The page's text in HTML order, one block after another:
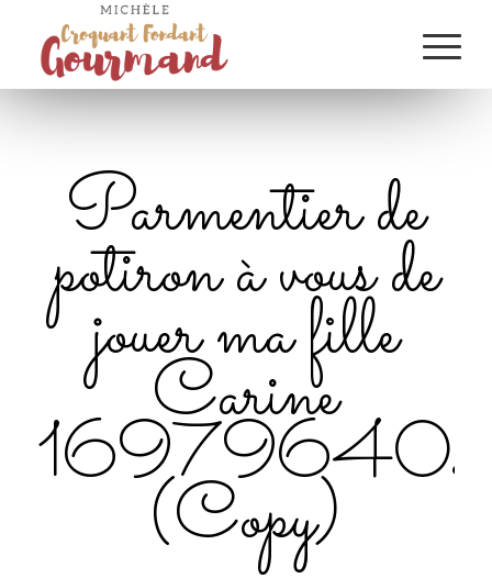
Parmentier de
potiron à vous de
jouer ma fille
Carine
(Copy)